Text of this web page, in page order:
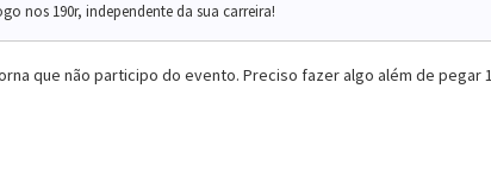
nos 190r, independente da sua carreira!
que não participo do evento. Preciso fazer algo além de pegar